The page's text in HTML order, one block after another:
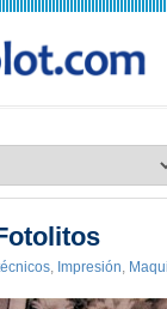
, Impresión,